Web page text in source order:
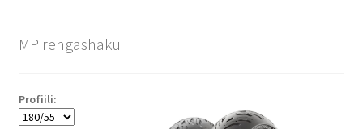
MP rengashaku
Profiili: